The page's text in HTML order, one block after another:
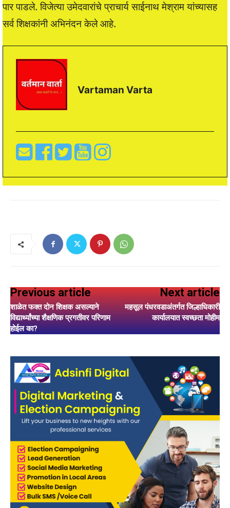
पार पाडले. विजेत्या उमेदवारांचे प्राचार्य साईनाथ मेश्राम यांच्यासह
सर्व शिक्षकांनी अभिनंदन केले आहे.
Vartaman Varta
Previous article
शाळेत फक्त दोन शिक्षक असल्याने
विद्यार्थ्यांच्या शैक्षणिक प्रगतीवर परिणाम
होईल का?
Next article
महसूल पंधरवडाअंतर्गत जिल्हाधिकारी
कार्यालयात स्वच्छता मोहीम